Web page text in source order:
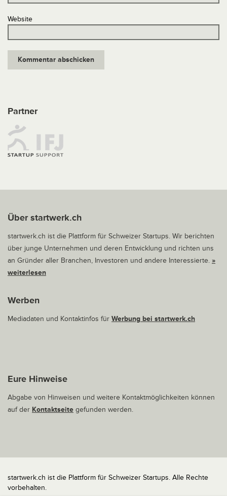
Website
Partner
Über startwerk.ch
startwerk.ch ist die Plattform für Schweizer Startups. Wir berichten
über junge Unternehmen und deren Entwicklung und richten uns
an Gründer aller Branchen, Investoren und andere Interessierte. »
weiterlesen
Werben
Mediadaten und Kontaktinfos für Werbung bei startwerk.ch
Eure Hinweise
Abgabe von Hinweisen und weitere Kontaktmöglichkeiten können
auf der Kontaktseite gefunden werden.
startwerk.ch ist die Plattform für Schweizer Startups. Alle Rechte
vorbehalten.